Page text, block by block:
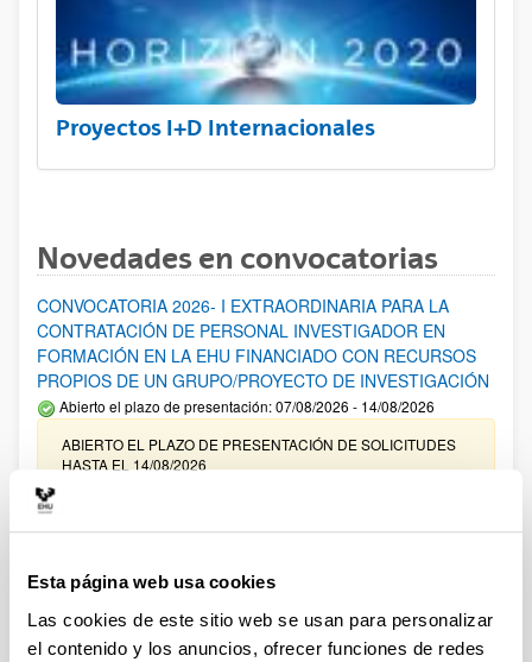
Esta página web usa cookies
Las cookies de este sitio web se usan para personalizar
el contenido y los anuncios, ofrecer funciones de redes
Proyectos I+D Internacionales
Novedades en convocatorias
CONVOCATORIA 2026- I EXTRAORDINARIA PARA LA
CONTRATACIÓN DE PERSONAL INVESTIGADOR EN
FORMACIÓN EN LA EHU FINANCIADO CON RECURSOS
PROPIOS DE UN GRUPO/PROYECTO DE INVESTIGACIÓN
Abierto el plazo de presentación: 07/08/2026 - 14/08/2026
ABIERTO EL PLAZO DE PRESENTACIÓN DE SOLICITUDES
HASTA EL 14/08/2026
Ayudas para financiación de la adquisición y renovación de
UPV/EHU 2026
Trámite abierto
25/03/2026: Corrección de errores del listado provisional de
solicitudes admitidas y excluidas. 23/03/2026: Relación